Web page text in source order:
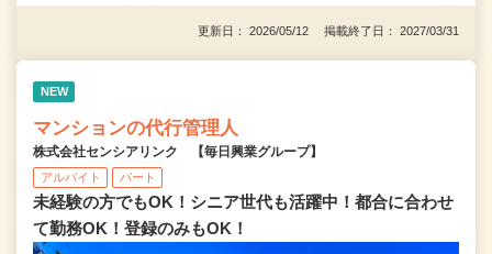
更新日： 2026/05/12 掲載終了日： 2027/03/31
NEW
マンションの代行管理人
株式会社センシアリンク 【毎日興業グループ】
アルバイト パート
未経験の方でもOK！シニア世代も活躍中！都合に合わせ
て勤務OK！登録のみもOK！